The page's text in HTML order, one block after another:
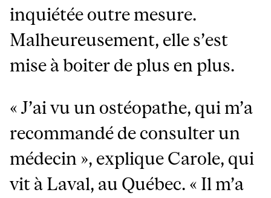
inquiétée outre mesure.
Malheureusement, elle s’est
mise à boiter de plus en plus.
« J’ai vu un ostéopathe, qui m’a
recommandé de consulter un
médecin », explique Carole, qui
vit à Laval, au Québec. « Il m’a